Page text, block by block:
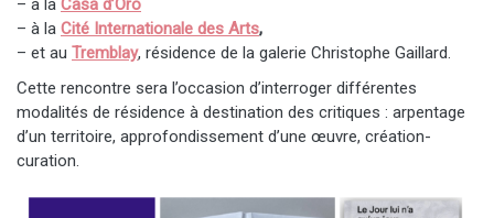
– à la Casa d’Oro
– à la Cité Internationale des Arts,
– et au Tremblay, résidence de la galerie Christophe Gaillard.
Cette rencontre sera l’occasion d’interroger différentes
modalités de résidence à destination des critiques : arpentage
d’un territoire, approfondissement d’une œuvre, création-
curation.